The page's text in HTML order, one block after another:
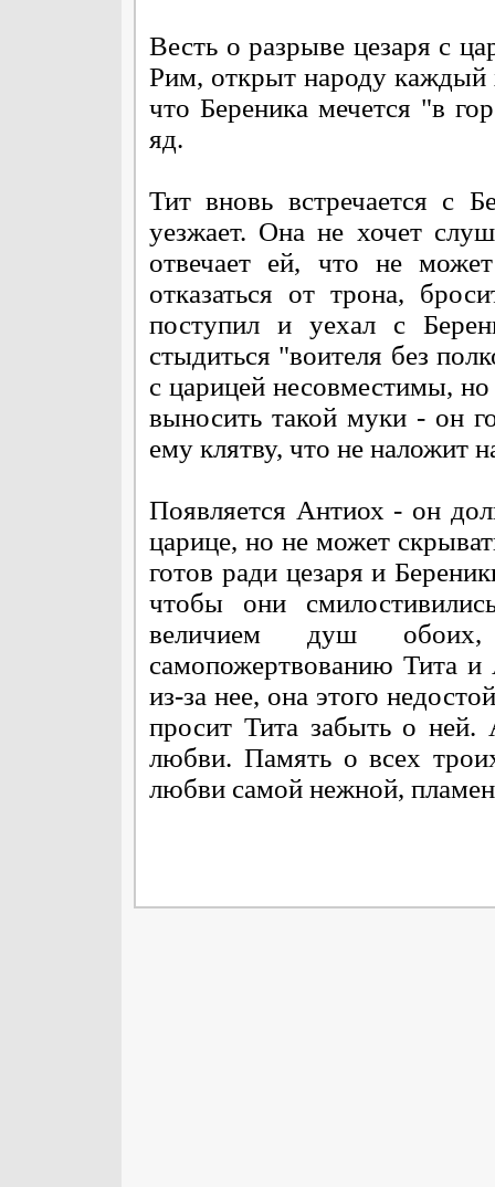
Весть о разрыве цезаря с
Рим, открыт народу каждый
что Береника мечется "в
яд.
Тит вновь встречается с
уезжает. Она не хочет
отвечает ей, что не
отказаться от трона,
поступил и уехал с
стыдиться "воителя без
с царицей несовместимы,
выносить такой муки - он
ему клятву, что не наложит
Появляется Антиох - он
царице, но не может
готов ради цезаря и
чтобы они
величием душ
самопожертвованию Тита и
из-за нее, она этого
просит Тита забыть о ней.
любви. Память о всех
любви самой нежной,